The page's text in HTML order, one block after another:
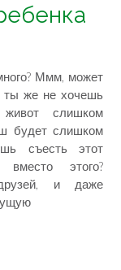
Ммм, может
ты же не хочешь
живот слишком
будет слишком
съесть этот
этого?
и даже